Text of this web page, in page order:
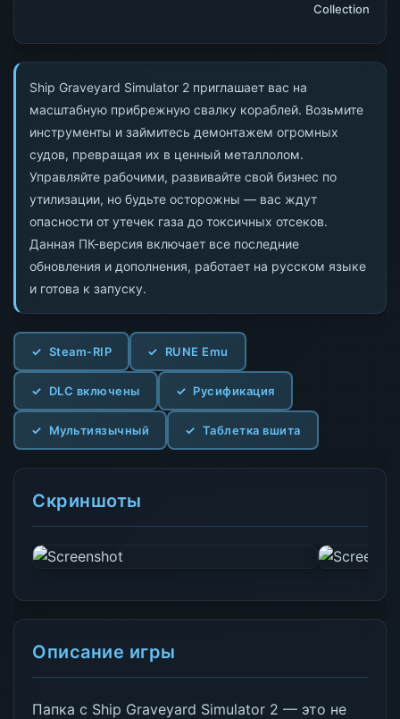
Ship Graveyard Simulator 2 приглашает вас на
масштабную прибрежную свалку кораблей. Возьмите
инструменты и займитесь демонтажем огромных
судов, превращая их в ценный металлолом.
Управляйте рабочими, развивайте свой бизнес по
утилизации, но будьте осторожны — вас ждут
опасности от утечек газа до токсичных отсеков.
Данная ПК-версия включает все последние
обновления и дополнения, работает на русском языке
и готова к запуску.
Steam-RIP RUNE Emu
DLC включены Русификация
Мультиязычный Таблетка вшита
Скриншоты
Описание игры
Папка с Ship Graveyard Simulator 2 — это не
Collection